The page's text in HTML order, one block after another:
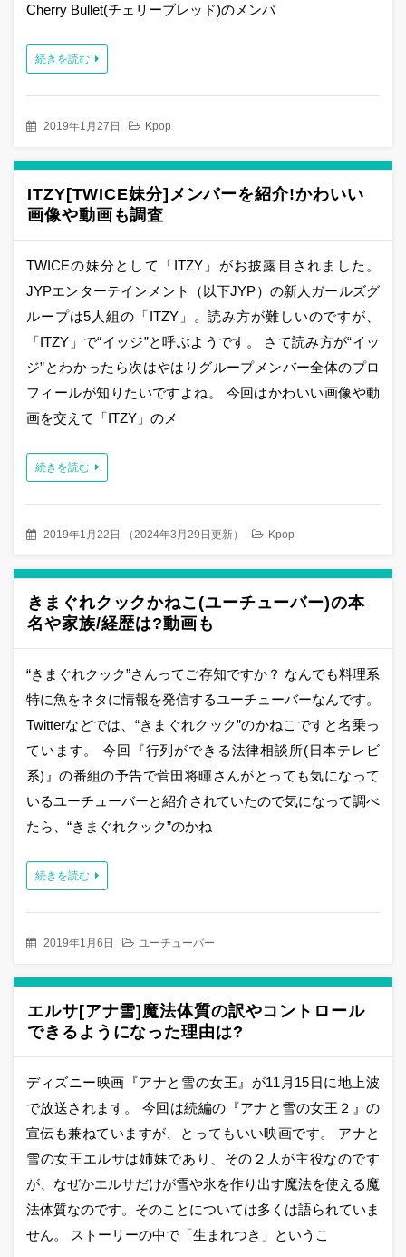
Cherry Bullet(チェリーブレッド)のメンバ
続きを読む
2019年1月27日 Kpop
ITZY[TWICE妹分]メンバーを紹介!かわいい
画像や動画も調査
TWICEの妹分として「ITZY」がお披露目されました。
JYPエンターテインメント（以下JYP）の新人ガールズグ
ループは5人組の「ITZY」。読み方が難しいのですが、
「ITZY」で“イッジ”と呼ぶようです。 さて読み方が“イッ
ジ”とわかったら次はやはりグループメンバー全体のプロ
フィールが知りたいですよね。 今回はかわいい画像や動
画を交えて「ITZY」のメ
続きを読む
2019年1月22日 （ 2024年3月29日更新） Kpop
きまぐれクックかねこ(ユーチューバー)の本
名や家族/経歴は?動画も
“きまぐれクック”さんってご存知ですか？ なんでも料理系
特に魚をネタに情報を発信するユーチューバーなんです。
Twitterなどでは、“きまぐれクック”のかねこですと名乗っ
ています。 今回『行列ができる法律相談所(日本テレビ
系)』の番組の予告で菅田将暉さんがとっても気になって
いるユーチューバーと紹介されていたので気になって調べ
たら、“きまぐれクック”のかね
続きを読む
2019年1月6日 ユーチューバー
エルサ[アナ雪]魔法体質の訳やコントロール
できるようになった理由は?
ディズニー映画『アナと雪の女王』が11月15日に地上波
で放送されます。 今回は続編の『アナと雪の女王２』の
宣伝も兼ねていますが、とってもいい映画です。 アナと
雪の女王エルサは姉妹であり、その２人が主役なのです
が、なぜかエルサだけが雪や氷を作り出す魔法を使える魔
法体質なのです。そのことについては多くは語られていま
せん。 ストーリーの中で「生まれつき」というこ